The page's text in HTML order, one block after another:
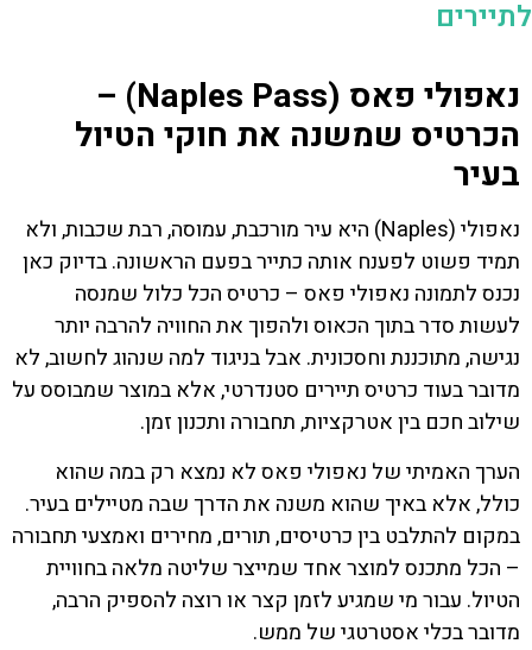
לתיירים
נאפולי פאס (Naples Pass) –
הכרטיס שמשנה את חוקי הטיול
בעיר
נאפולי (Naples) היא עיר מורכבת, עמוסה, רבת שכבות, ולא
תמיד פשוט לפענח אותה כתייר בפעם הראשונה. בדיוק כאן
נכנס לתמונה נאפולי פאס – כרטיס הכל כלול שמנסה
לעשות סדר בתוך הכאוס ולהפוך את החוויה להרבה יותר
נגישה, מתוכננת וחסכונית. אבל בניגוד למה שנהוג לחשוב, לא
מדובר בעוד כרטיס תיירים סטנדרטי, אלא במוצר שמבוסס על
שילוב חכם בין אטרקציות, תחבורה ותכנון זמן.
הערך האמיתי של נאפולי פאס לא נמצא רק במה שהוא
כולל, אלא באיך שהוא משנה את הדרך שבה מטיילים בעיר.
במקום להתלבט בין כרטיסים, תורים, מחירים ואמצעי תחבורה
– הכל מתכנס למוצר אחד שמייצר שליטה מלאה בחוויית
הטיול. עבור מי שמגיע לזמן קצר או רוצה להספיק הרבה,
מדובר בכלי אסטרטגי של ממש.